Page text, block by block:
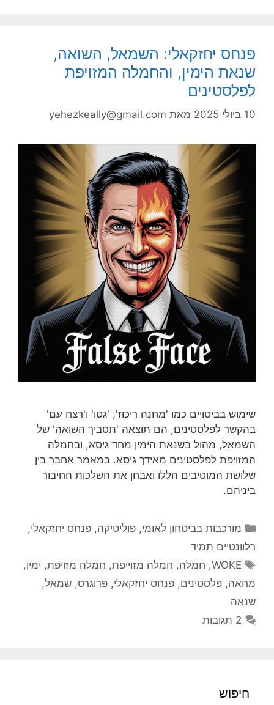
פנחס יחזקאלי: השמאל, השואה,
שנאת הימין, והחמלה המזויפת
לפלסטינים
10 ביולי 2025 מאת yehezkeally@gmail.com
שימוש בביטויים כמו 'מחנה ריכוז', 'גטו' ו'רצח עם'
בהקשר לפלסטינים, הם תוצאה 'תסביך השואה' של
השמאל, מהול בשנאת הימין מחד גיסא, ובחמלה
המזויפת לפלסטינים מאידך גיסא. במאמר אחבר בין
שלושת המוטיבים הללו ואבחן את השלכות החיבור
ביניהם.
קטגוריות
מורכבות בביטחון לאומי,פוליטיקה,פנחס יחזקאלי,
רלוונטיים תמיד
תגיות
WOKE
, חמלה, חמלה מזוייפת, חמלה מזויפת, ימין,
מחאה, פלסטינים, פנחס יחזקאלי, פרוגרס, שמאל,
שנאה
2 תגובות
חיפוש